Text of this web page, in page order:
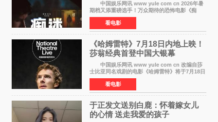
中国娱乐网讯 www yule com cn 2026年暑
期档又添重磅选手！万众期待的恐怖电影《痴
迷》今日正式官宣定档，将于7月24日登陆内地各
大院线。这部被业内专家誉为新世代爆款恐怖电
影的作品，将为
看电影
《哈姆雷特》7月18日内地上映！
莎翁经典首登中国大银幕
中国娱乐网讯 www yule com cn 改编自莎
士比亚同名戏剧的电影《哈姆雷特》将于7月18日
在中国内地上映。这部跨越四百年的文学经典被
搬上大银幕，为观众带来一场视觉与听觉的双重
盛宴。 《
看电影
于正发文送别白鹿：怀着嫁女儿
的心情 送走我爱的孩子